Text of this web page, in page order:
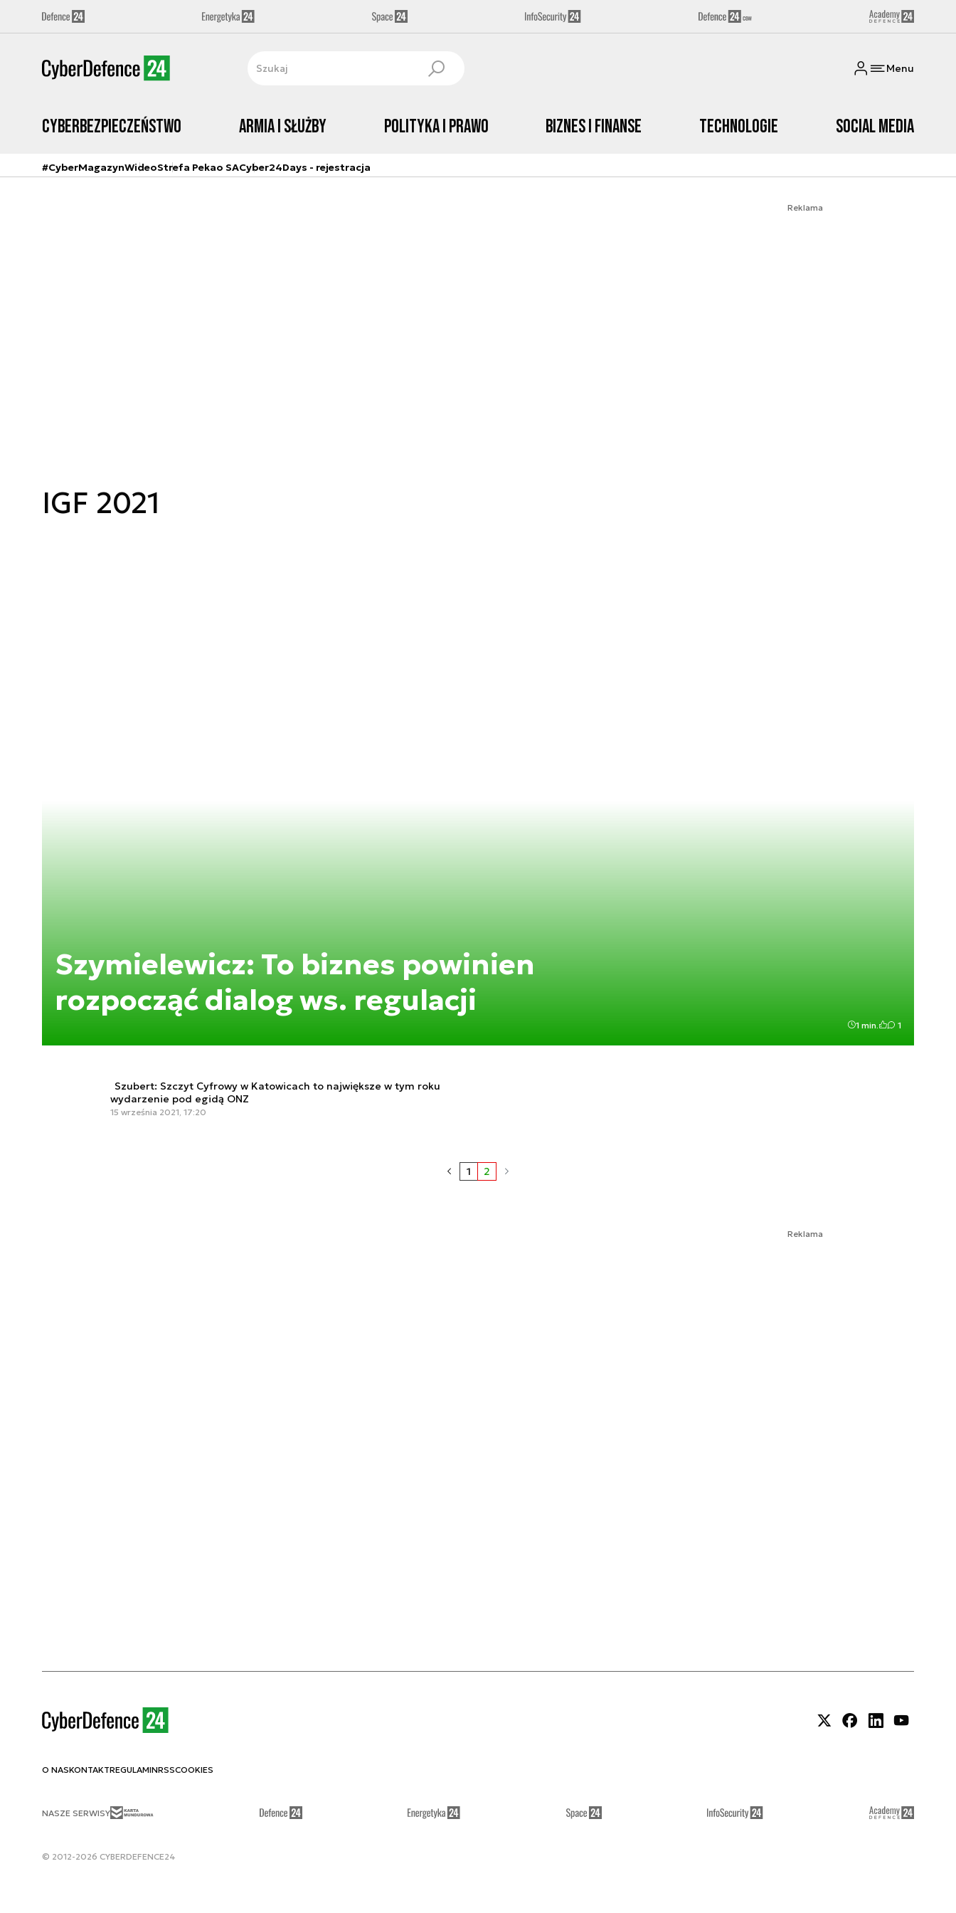
Menu
Cyberbezpieczeństwo Armia i Służby Polityka i prawo Biznes i Finanse Technologie Social media
#CyberMagazynWideoStrefa Pekao SACyber24Days - rejestracja
Reklama
IGF 2021
Szymielewicz: To biznes powinien
rozpocząć dialog ws. regulacji
1 min. 1
Szubert: Szczyt Cyfrowy w Katowicach to największe w tym roku
wydarzenie pod egidą ONZ
15 września 2021, 17:20
1 2
Reklama
O NASKONTAKTREGULAMINRSSCOOKIES
NASZE SERWISY
© 2012-2026 CYBERDEFENCE24